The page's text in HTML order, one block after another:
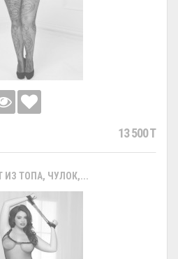
13 500 T
ИЗ ТОПА, ЧУЛОК,...